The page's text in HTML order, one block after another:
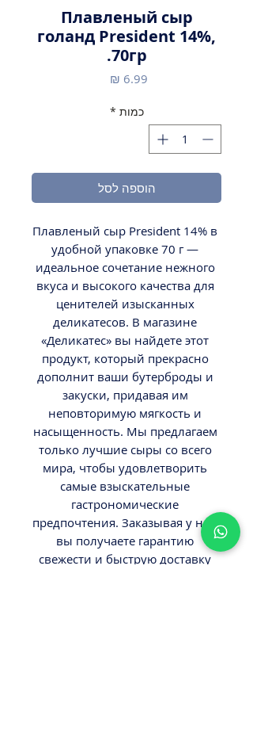
Плавленый сыр
голанд President 14%,
70гр.
כמות *
הוספה לסל
Плавленый сыр President 14% в
удобной упаковке 70 г —
идеальное сочетание нежного
вкуса и высокого качества для
ценителей изысканных
деликатесов. В магазине
«Деликатес» вы найдете этот
продукт, который прекрасно
дополнит ваши бутерброды и
закуски, придавая им
неповторимую мягкость и
насыщенность. Мы предлагаем
только лучшие сыры со всего
мира, чтобы удовлетворить
самые взыскательные
гастрономические
предпочтения. Заказывая у нас,
вы получаете гарантию
свежести и быструю доставку